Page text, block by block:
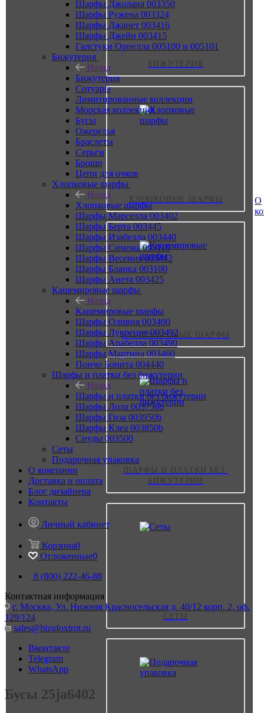
БИЖУТЕРИЯ
ХЛОПКОВЫЕ ШАРФЫ
КАШЕМИРОВЫЕ ШАРФЫ
ШАРФЫ И ПЛАТКИ БЕЗ
БИЖУТЕРИИ
СЕТЫ
О
Шарфы Джолана 003350
Шарфы Ружена 003324
Шарфы Джанет 003416
Шарфы Джейн 003415
Галстуки Орнелла 005100 и 005101
Бижутерия
Назад
Бижутерия
Сотуары
Лимитированные коллекции
Морская коллекция
Бусы
Ожерелья
Браслеты
Серьги
Броши
Цепи для очков
Хлопковые шарфы
Назад
Хлопковые шарфы
Шарфы Марселла 003402
Шарфы Берта 003445
Шарфы Изабелла 003440
Шарфы Симона 003110
Шарфы Весения 003412
Шарфы Бланка 003100
Шарфы Анета 003425
Кашемировые шарфы
Назад
Кашемировые шарфы
Шарфы Оливия 003400
Шарфы Лукреция 003492
Шарфы Арабелла 003490
Шарфы Мартина 003460
Пончо Бонита 004440
Шарфы и платки без бижутерии
Назад
Шарфы и платки без бижутерии
Шарфы Лола 003750b
Шарфы Гиза 003950b
Шарфы Клеа 003850b
Снуды 003500
Сеты
Подарочная упаковка
О компании
Доставка и оплата
Блог дизайнера
Контакты
Личный кабинет
Корзина0
Отложенные0
8 (800) 222-46-88
Контактная информация
г. Москва, Ул. Нижняя Красносельская д. 40/12 корп. 2, оф.
129/124
sales@bizufoxtrot.ru
Вконтакте
Telegram
WhatsApp
Бусы 25ja6402